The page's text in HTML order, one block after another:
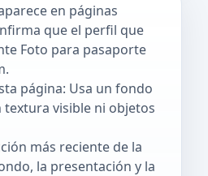
en páginas
que el perfil que
Foto para pasaporte
página: Usa un fondo
visible ni objetos
más reciente de la
la presentación y la